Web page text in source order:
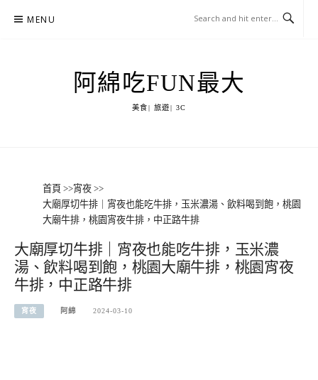
MENU
阿綿吃FUN最大
美食| 旅遊| 3C
首頁 >>宵夜 >>
大廟厚切牛排｜宵夜也能吃牛排，玉米濃湯、飲料喝到飽，桃園
大廟牛排，桃園宵夜牛排，中正路牛排
大廟厚切牛排｜宵夜也能吃牛排，玉米濃
湯、飲料喝到飽，桃園大廟牛排，桃園宵夜
牛排，中正路牛排
宵夜 阿綿 2024-03-10